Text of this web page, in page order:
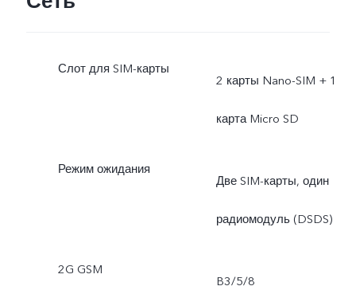
Слот для SIM-карты
2 карты Nano-SIM + 1
карта Micro SD
Режим ожидания
Две SIM-карты, один
радиомодуль (DSDS)
2G GSM
B3/5/8